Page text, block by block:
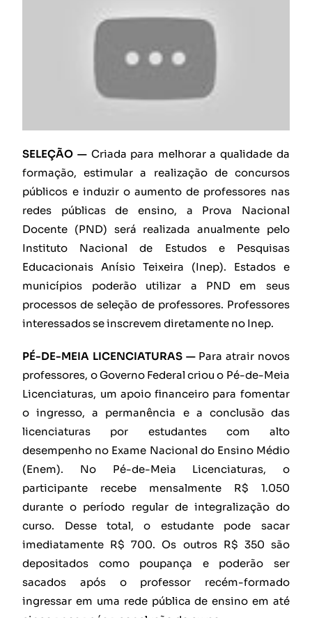
SELEÇÃO — Criada para melhorar a qualidade da
formação, estimular a realização de concursos
públicos e induzir o aumento de professores nas
redes públicas de ensino, a Prova Nacional
Docente (PND) será realizada anualmente pelo
Instituto Nacional de Estudos e Pesquisas
Educacionais Anísio Teixeira (Inep). Estados e
municípios poderão utilizar a PND em seus
processos de seleção de professores. Professores
interessados se inscrevem diretamente no Inep.
PÉ-DE-MEIA LICENCIATURAS —Para atrair novos
professores, o Governo Federal criou o Pé-de-Meia
Licenciaturas, um apoio financeiro para fomentar
o ingresso, a permanência e a conclusão das
licenciaturas por estudantes com alto
desempenho no Exame Nacional do Ensino Médio
(Enem). No Pé-de-Meia Licenciaturas, o
participante recebe mensalmente R$ 1.050
durante o período regular de integralização do
curso. Desse total, o estudante pode sacar
imediatamente R$ 700. Os outros R$ 350 são
depositados como poupança e poderão ser
sacados após o professor recém-formado
ingressar em uma rede pública de ensino em até